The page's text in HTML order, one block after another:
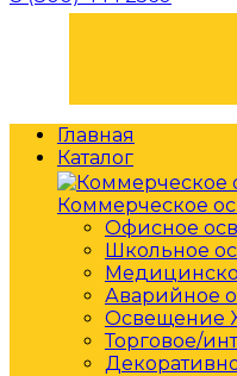
Главная
Каталог
Коммерческое
Офисное
Школьное
Аварийное
Освещение
Торговое/